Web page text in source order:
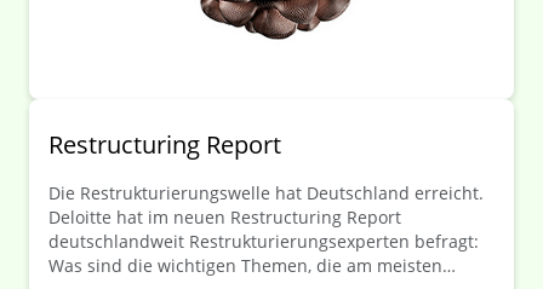
Restructuring Report
Die Restrukturierungswelle hat Deutschland erreicht.
Deloitte hat im neuen Restructuring Report
deutschlandweit Restrukturierungsexperten befragt:
Was sind die wichtigen Themen, die am meisten